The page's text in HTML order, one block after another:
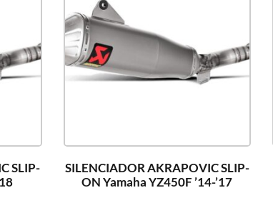
SLIP-
SILENCIADOR AKRAPOVIC SLIP-
ON Yamaha YZ450F ’14-’17